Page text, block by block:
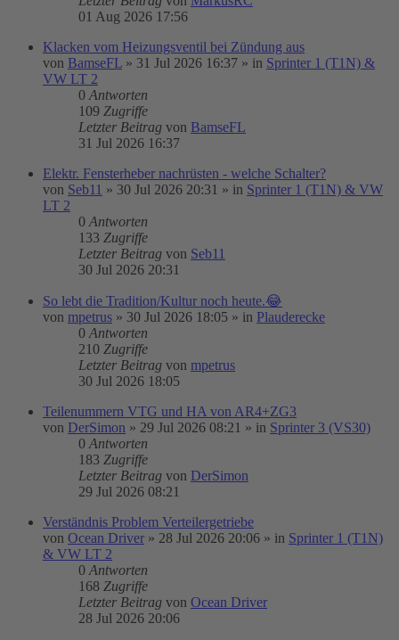
01 Aug 2026 17:56
Klacken vom Heizungsventil bei Zündung aus
von BamseFL » 31 Jul 2026 16:37 » in Sprinter 1 (T1N) &
VW LT 2
0 Antworten
109 Zugriffe
Letzter Beitrag von BamseFL
31 Jul 2026 16:37
Elektr. Fensterheber nachrüsten - welche Schalter?
von Seb11 » 30 Jul 2026 20:31 » in Sprinter 1 (T1N) & VW
LT 2
0 Antworten
133 Zugriffe
Letzter Beitrag von Seb11
30 Jul 2026 20:31
So lebt die Tradition/Kultur noch heute.😂
von mpetrus » 30 Jul 2026 18:05 » in Plauderecke
0 Antworten
210 Zugriffe
Letzter Beitrag von mpetrus
30 Jul 2026 18:05
Teilenummern VTG und HA von AR4+ZG3
von DerSimon » 29 Jul 2026 08:21 » in Sprinter 3 (VS30)
0 Antworten
183 Zugriffe
Letzter Beitrag von DerSimon
29 Jul 2026 08:21
Verständnis Problem Verteilergetriebe
von Ocean Driver » 28 Jul 2026 20:06 » in Sprinter 1 (T1N)
& VW LT 2
0 Antworten
168 Zugriffe
Letzter Beitrag von Ocean Driver
28 Jul 2026 20:06